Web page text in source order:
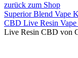
zurück zum Shop
Superior Blend Vape
CBD Live Resin Vape
Live Resin CBD von